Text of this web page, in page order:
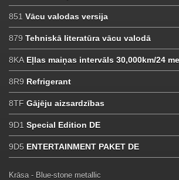
851 Vācu valodas versija
879 Tehniskā literatūra vācu valodā
8KA Eļlas maiņas intervāls 30,000km/24
8R9 Refrigerant
8TF Gājēju aizsardzības
9D1 Special Edition DE
9D5 ENTERTAINMENT PAKET DE
Krāsa - Blue-stone metallic